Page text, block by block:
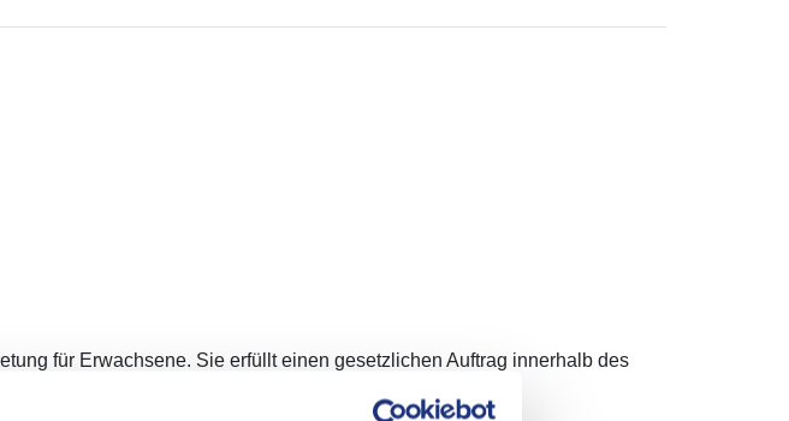
für Erwachsene. Sie erfüllt einen gesetzlichen Auftrag innerhalb des
Vertretung, der Vollmacht und der rechtlichen Betreuung.